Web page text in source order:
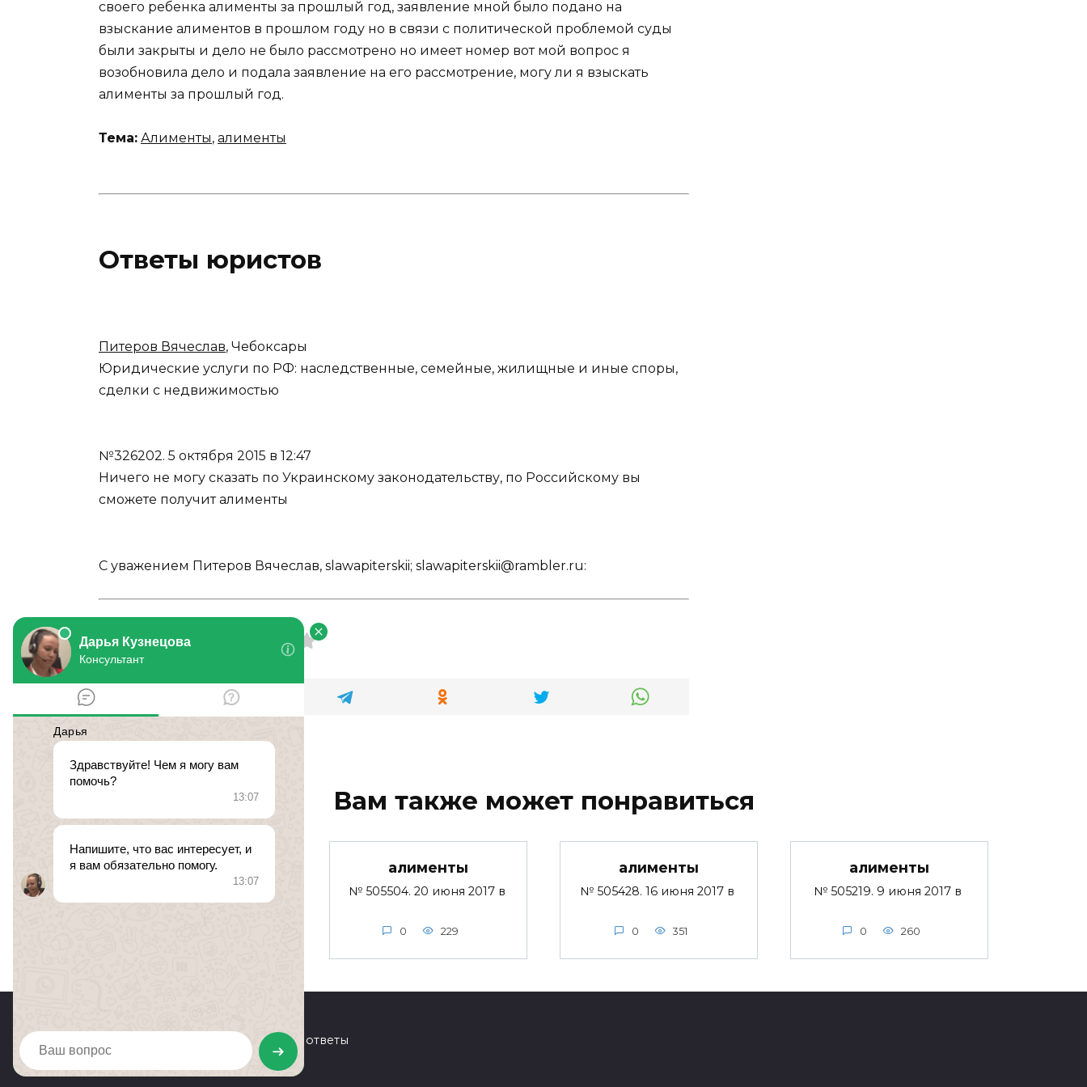
своего ребенка алименты за прошлый год, заявление мной было подано на
взыскание алиментов в прошлом году но в связи с политической проблемой суды
были закрыты и дело не было рассмотрено но имеет номер вот мой вопрос я
возобновила дело и подала заявление на его рассмотрение, могу ли я взыскать
алименты за прошлый год.
Тема: Алименты, алименты
Ответы юристов
Питеров Вячеслав, Чебоксары
Юридические услуги по РФ: наследственные, семейные, жилищные и иные споры,
сделки с недвижимостью
№326202. 5 октября 2015 в 12:47
Ничего не могу сказать по Украинскому законодательству, по Российскому вы
сможете получит алименты
С уважением Питеров Вячеслав, slawapiterskii; slawapiterskii@rambler.ru:
Оцените статью
Вам также может понравиться
алименты алименты
№ 505504. 20 июня 2017 в
0 229
алименты
№ 505428. 16 июня 2017 в
0 351
алименты
№ 505219. 9 июня 2017 в
0 260
© 2026 Юридические вопросы и ответы